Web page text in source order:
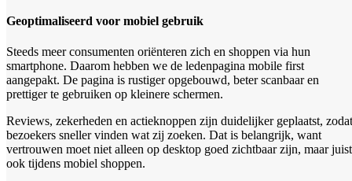
Geoptimaliseerd voor mobiel gebruik
Steeds meer consumenten oriënteren zich en shoppen via hun
smartphone. Daarom hebben we de ledenpagina mobile first
aangepakt. De pagina is rustiger opgebouwd, beter scanbaar en
prettiger te gebruiken op kleinere schermen.
Reviews, zekerheden en actieknoppen zijn duidelijker geplaatst, zodat
bezoekers sneller vinden wat zij zoeken. Dat is belangrijk, want
vertrouwen moet niet alleen op desktop goed zichtbaar zijn, maar juist
ook tijdens mobiel shoppen.